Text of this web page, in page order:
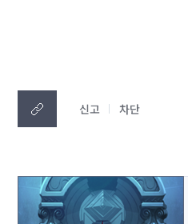
신고 차단